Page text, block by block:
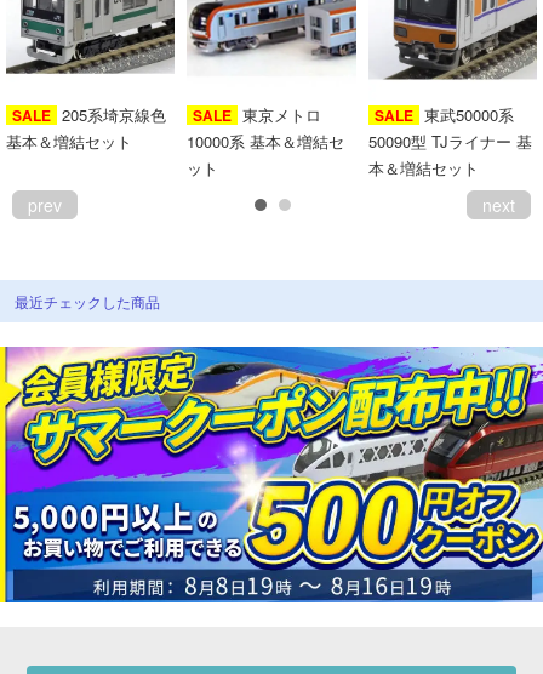
SALE 205系埼京線色
基本＆増結セット
SALE 東京メトロ
10000系 基本＆増結セ
ット
SALE 東武50000系
50090型 TJライナー 基
本＆増結セット
prev next
最近チェックした商品